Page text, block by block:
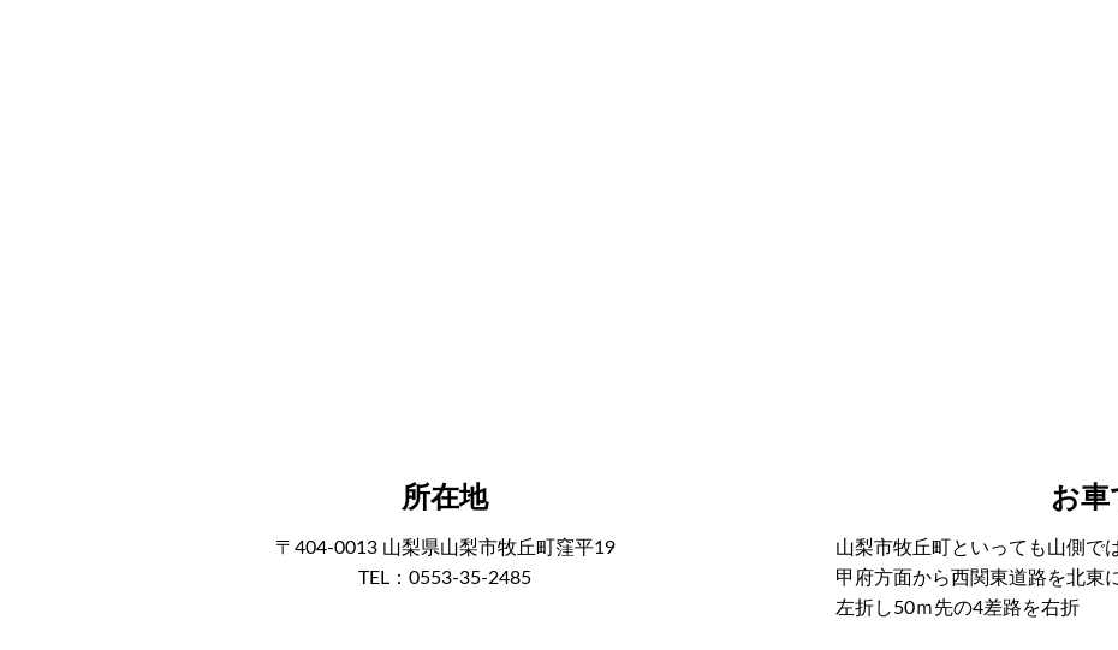
所在地
〒404-0013 山梨県山梨市牧丘町窪平19
TEL：0553-35-2485
お車
山梨市牧丘町といっても山側で
甲府方面から西関東道路を北東
左折し50ｍ先の4差路を右折